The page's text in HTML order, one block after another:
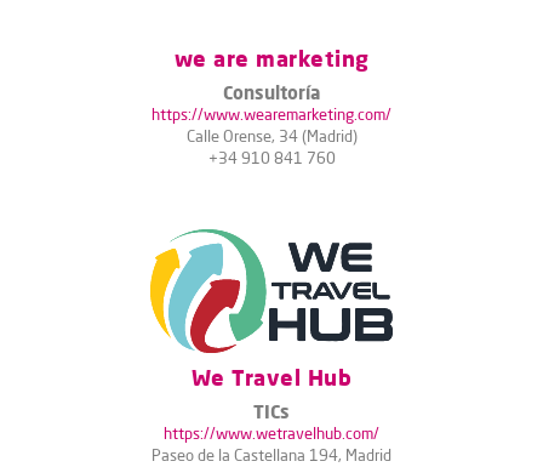
we are marketing
Consultoría
https://www.wearemarketing.com/
Calle Orense, 34 (Madrid)
+34 910 841 760
We Travel Hub
TICs
https://www.wetravelhub.com/
Paseo de la Castellana 194, Madrid